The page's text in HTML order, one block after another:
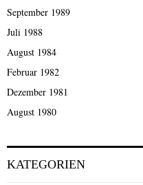
September 1989
Juli 1988
August 1984
Februar 1982
Dezember 1981
August 1980
KATEGORIEN